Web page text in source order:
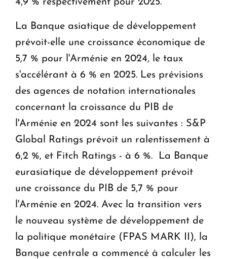
La Banque asiatique de développement
prévoit-elle une croissance économique de
5,7 % pour l'Arménie en 2024, le taux
s'accélérant à 6 % en 2025. Les prévisions
des agences de notation internationales
concernant la croissance du PIB de
l'Arménie en 2024 sont les suivantes : S&P
Global Ratings prévoit un ralentissement à
6,2 %, et Fitch Ratings - à 6 %. La Banque
eurasiatique de développement prévoit
une croissance du PIB de 5,7 % pour
l'Arménie en 2024. Avec la transition vers
le nouveau système de développement de
la politique monétaire (FPAS MARK II), la
Banque centrale a commencé à calculer les